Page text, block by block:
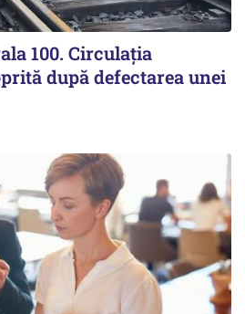
100. Circulația
după defectarea unei